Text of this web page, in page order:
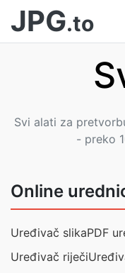
JPG.to
Svi alati za
- preko
Online
Uređivač slikaPDF
Uređivač riječi